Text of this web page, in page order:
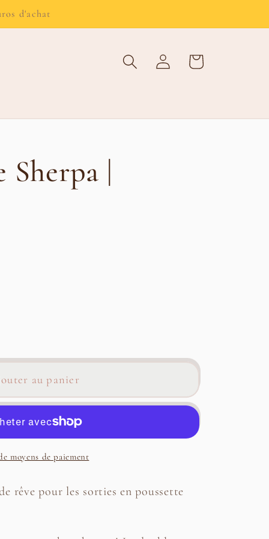
d'achat
Connexion Panier
Sherpa |
au panier
moyens de paiement
rêve pour les sorties en poussette